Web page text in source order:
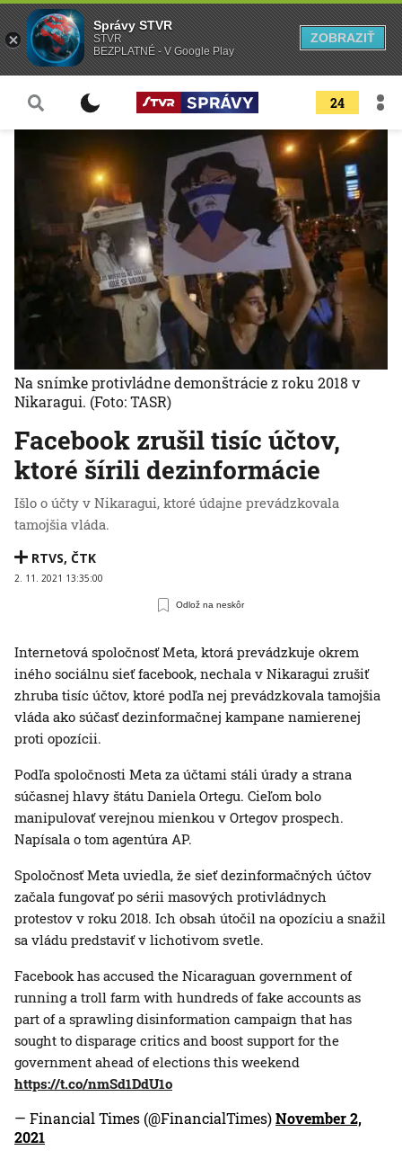
24
Facebook zrušil tisíc účtov,
ktoré šírili dezinformácie
Išlo o účty v Nikaragui, ktoré údajne prevádzkovala
tamojšia vláda.
RTVS, ČTK
2. 11. 2021 13:35:00
Odlož na neskôr
Na snímke protivládne demonštrácie z roku 2018 v
Nikaragui. (Foto: TASR)
Internetová spoločnosť Meta, ktorá prevádzkuje okrem
iného sociálnu sieť facebook, nechala v Nikaragui zrušiť
zhruba tisíc účtov, ktoré podľa nej prevádzkovala tamojšia
vláda ako súčasť dezinformačnej kampane namierenej
proti opozícii.
Podľa spoločnosti Meta za účtami stáli úrady a strana
súčasnej hlavy štátu Daniela Ortegu. Cieľom bolo
manipulovať verejnou mienkou v Ortegov prospech.
Napísala o tom agentúra AP.
Spoločnosť Meta uviedla, že sieť dezinformačných účtov
začala fungovať po sérii masových protivládnych
protestov v roku 2018. Ich obsah útočil na opozíciu a snažil
sa vládu predstaviť v lichotivom svetle.
Facebook has accused the Nicaraguan government of
running a troll farm with hundreds of fake accounts as
part of a sprawling disinformation campaign that has
sought to disparage critics and boost support for the
government ahead of elections this weekend
https://t.co/nmSd1DdU1o
— Financial Times (@FinancialTimes)November 2,
2021
Správy STVR
STVR
BEZPLATNÉ - V Google Play
ZOBRAZIŤ